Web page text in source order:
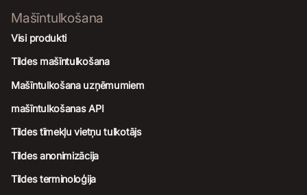
Mašīntulkošana
Visi produkti
Tildes mašīntulkošana
Mašīntulkošana uzņēmumiem
mašīntulkošanas API
Tildes tīmekļu vietņu tulkotājs
Tildes anonimizācija
Tildes terminoloģija